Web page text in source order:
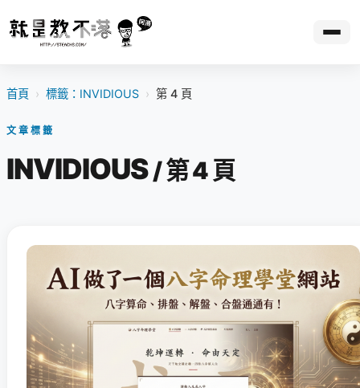
首頁 › 標籤：INVIDIOUS › 第 4 頁
文章標籤
INVIDIOUS/ 第 4 頁